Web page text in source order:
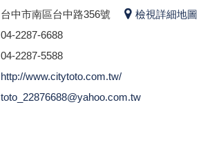
台中市南區台中路356號
檢視詳細地圖
04-2287-6688
04-2287-5588
http://www.citytoto.com.tw/
toto_22876688@yahoo.com.tw